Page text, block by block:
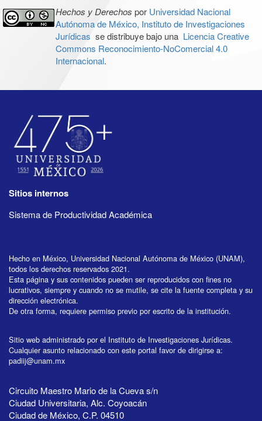
Hechos y Derechos por Universidad Nacional
Autónoma de México, Instituto de Investigaciones
Jurídicas se distribuye bajo una Licencia Creative
Commons Reconocimiento-NoComercial 4.0
Internacional.
Sitios internos
Sistema de Productividad Académica
Hecho en México, Universidad Nacional Autónoma de México (UNAM),
todos los derechos reservados 2021.
Esta página y sus contenidos pueden ser reproducidos con fines no
lucrativos, siempre y cuando no se mutile, se cite la fuente completa y su
dirección electrónica.
De otra forma, requiere permiso previo por escrito de la institución.
Sitio web administrado por el Instituto de Investigaciones Jurídicas.
Cualquier asunto relacionado con este portal favor de dirigirse a:
padiij@unam.mx
Circuito Maestro Mario de la Cueva s/n
Ciudad Universitaria, Alc. Coyoacán
Ciudad de México, C.P. 04510